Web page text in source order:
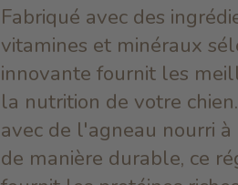
Fabriqué avec des
vitamines et minéraux
innovante fournit les
la nutrition de votre
avec de l'agneau nourri
de manière durable, ce